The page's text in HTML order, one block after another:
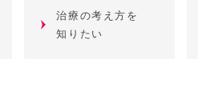
治療の考え方を
知りたい